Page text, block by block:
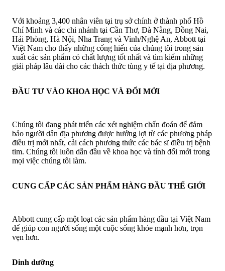
Với khoảng 3,400 nhân viên tại trụ sở chính ở thành phố Hồ
Chí Minh và các chi nhánh tại Cần Thơ, Đà Nẵng, Đồng Nai,
Hải Phòng, Hà Nội, Nha Trang và Vinh/Nghệ An, Abbott tại
Việt Nam cho thấy những cống hiến của chúng tôi trong sản
xuất các sản phẩm có chất lượng tốt nhất và tìm kiếm những
giải pháp lâu dài cho các thách thức tùng y tế tại địa phương.
ĐẦU TƯ VÀO KHOA HỌC VÀ ĐỔI MỚI
Chúng tôi đang phát triển các xét nghiệm chẩn đoán để đảm
bảo người dân địa phương được hưởng lợi từ các phương pháp
điều trị mới nhất, cải cách phương thức các bác sĩ điều trị bệnh
tim. Chúng tôi luôn dẫn đầu về khoa học và tính đổi mới trong
mọi việc chúng tôi làm.
CUNG CẤP CÁC SẢN PHẨM HÀNG ĐẦU THẾ GIỚI
Abbott cung cấp một loạt các sản phẩm hàng đầu tại Việt Nam
để giúp con người sống một cuộc sống khỏe mạnh hơn, trọn
vẹn hơn.
Dinh dưỡng